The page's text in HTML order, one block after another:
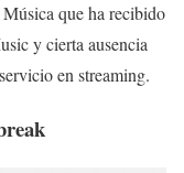
que ha recibido
y cierta ausencia
en streaming.